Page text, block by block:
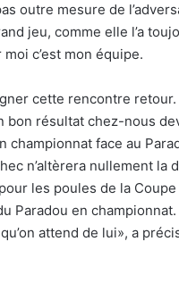
outre mesure de
jeu, comme elle l’a
c’est mon équipe.
cette rencontre
bon résultat chez-nous
face au
n’altèrera nullement la
les poules de la Coupe
Paradou en
attend de lui», a